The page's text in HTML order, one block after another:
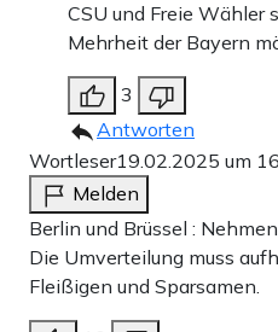
CSU und Freie Wähler
Mehrheit der Bayern
3
Antworten
Wortleser19.02.2025 um
Melden
Berlin und Brüssel :
Die Umverteilung muss
Fleißigen und Sparsamen.